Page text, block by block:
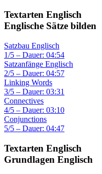
Textarten Englisch
Englische Sätze bilden
Satzbau Englisch
1/5 – Dauer: 04:54
Satzanfänge Englisch
2/5 – Dauer: 04:57
Linking Words
3/5 – Dauer: 03:31
Connectives
4/5 – Dauer: 03:10
Conjunctions
5/5 – Dauer: 04:47
Textarten Englisch
Grundlagen Englisch